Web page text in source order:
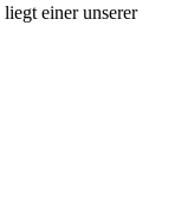
liegt einer unserer